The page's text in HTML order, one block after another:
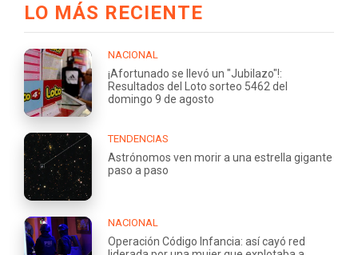
LO MÁS RECIENTE
NACIONAL
¡Afortunado se llevó un "Jubilazo"!:
Resultados del Loto sorteo 5462 del
domingo 9 de agosto
TENDENCIAS
Astrónomos ven morir a una estrella gigante
paso a paso
NACIONAL
Operación Código Infancia: así cayó red